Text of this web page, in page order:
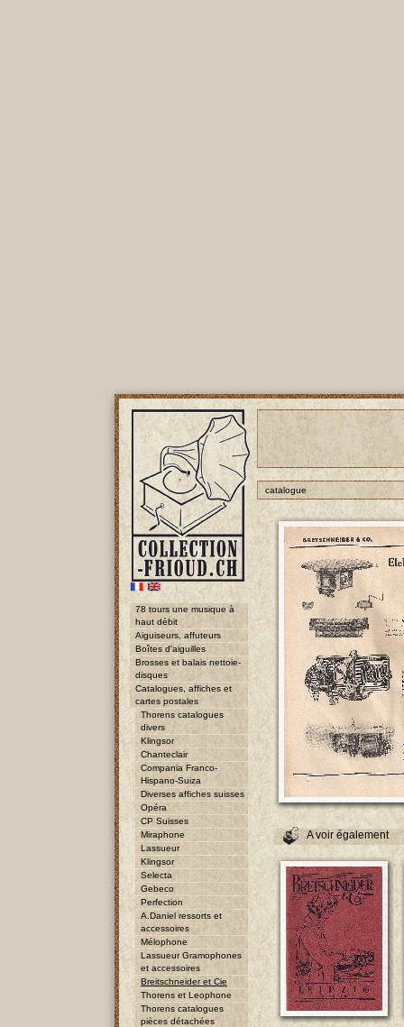
78 tours une musique à
haut débit
Aiguiseurs, affuteurs
Boîtes d'aiguilles
Brosses et balais nettoie-
disques
Catalogues, affiches et
cartes postales
Thorens catalogues
divers
Klingsor
Chanteclair
Compania Franco-
Hispano-Suiza
Diverses affiches suisses
Opéra
CP Suisses
Miraphone
Lassueur
Klingsor
Selecta
Gebeco
Perfection
A.Daniel ressorts et
accessoires
Mélophone
Lassueur Gramophones
et accessoires
Breitschneider et Cie
Thorens et Leophone
Thorens catalogues
pièces détachées
catalogue
A voir également